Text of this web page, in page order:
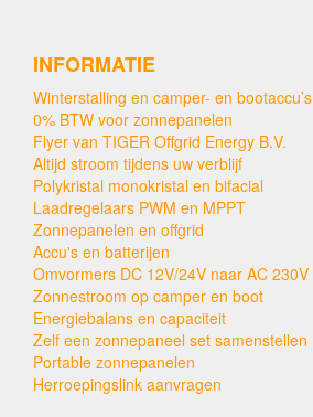
INFORMATIE
Winterstalling en camper- en bootaccu’s
0% BTW voor zonnepanelen
Flyer van TIGER Offgrid Energy B.V.
Altijd stroom tijdens uw verblijf
Polykristal monokristal en bifacial
Laadregelaars PWM en MPPT
Zonnepanelen en offgrid
Accu's en batterijen
Omvormers DC 12V/24V naar AC 230V
Zonnestroom op camper en boot
Energiebalans en capaciteit
Zelf een zonnepaneel set samenstellen
Portable zonnepanelen
Herroepingslink aanvragen